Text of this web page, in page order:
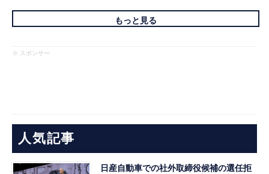
もっと見る
※ スポンサー
人気記事
日産自動車での社外取締役候補の選任拒